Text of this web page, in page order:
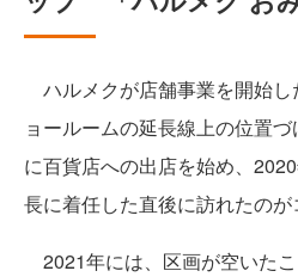
ハルメクが店舗事業を開始
ョールームの延長線上の位置
に百貨店への出店を始め、
長に着任した直後に訪れたのが
2021年には、区画が空いた